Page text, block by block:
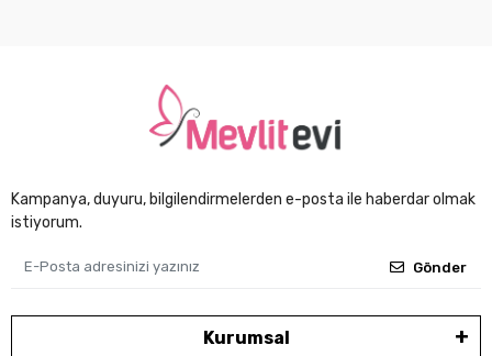
Kampanya, duyuru, bilgilendirmelerden e-posta ile haberdar olmak
istiyorum.
Gönder
Kurumsal